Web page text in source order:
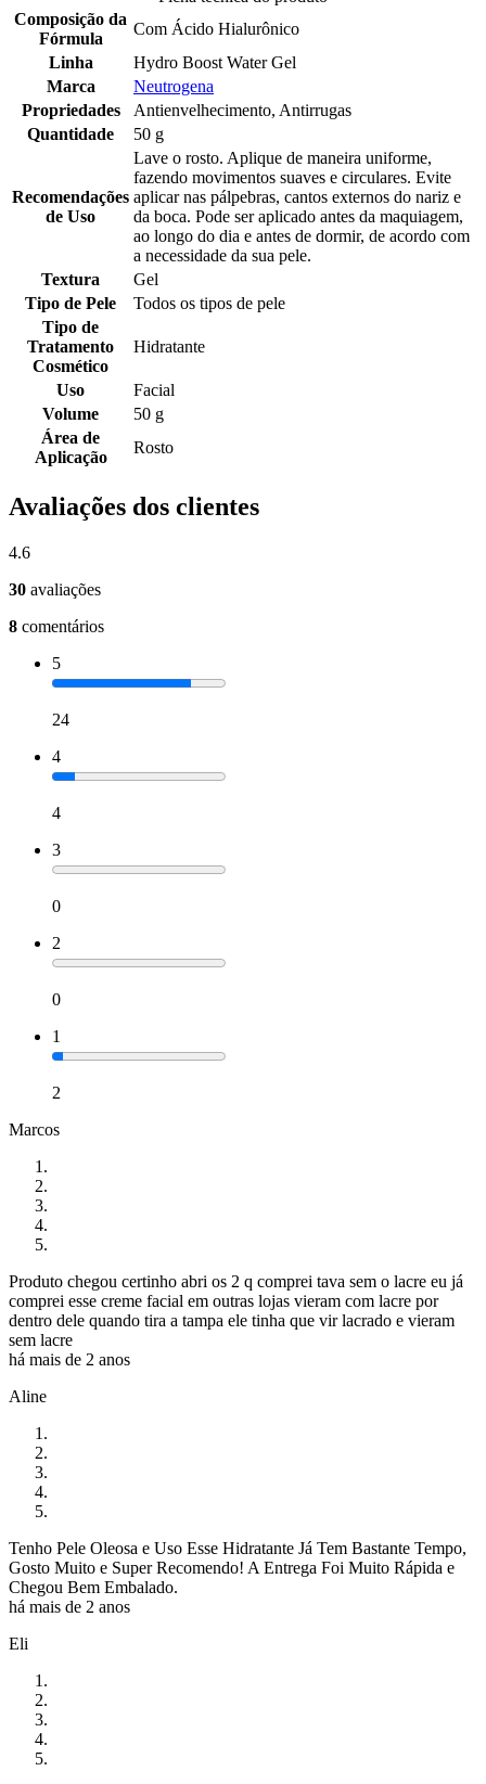
Composição da
Fórmula
Com Ácido Hialurônico
Linha
Hydro Boost Water Gel
Marca
Neutrogena
Propriedades
Antienvelhecimento, Antirrugas
Quantidade
50 g
Recomendações
de Uso
Lave o rosto. Aplique de maneira uniforme,
fazendo movimentos suaves e circulares. Evite
aplicar nas pálpebras, cantos externos do nariz e
da boca. Pode ser aplicado antes da maquiagem,
ao longo do dia e antes de dormir, de acordo com
a necessidade da sua pele.
Textura
Gel
Tipo de Pele
Todos os tipos de pele
Tipo de
Tratamento
Cosmético
Hidratante
Uso
Facial
Volume
50 g
Área de
Aplicação
Rosto
Avaliações dos clientes
4.6
30 avaliações
8 comentários
5
24
4
4
3
0
2
0
1
2
Marcos
Produto chegou certinho abri os 2 q comprei tava sem o lacre eu já
comprei esse creme facial em outras lojas vieram com lacre por
dentro dele quando tira a tampa ele tinha que vir lacrado e vieram
sem lacre
há mais de 2 anos
Aline
Tenho Pele Oleosa e Uso Esse Hidratante Já Tem Bastante Tempo,
Gosto Muito e Super Recomendo! A Entrega Foi Muito Rápida e
Chegou Bem Embalado.
há mais de 2 anos
Eli